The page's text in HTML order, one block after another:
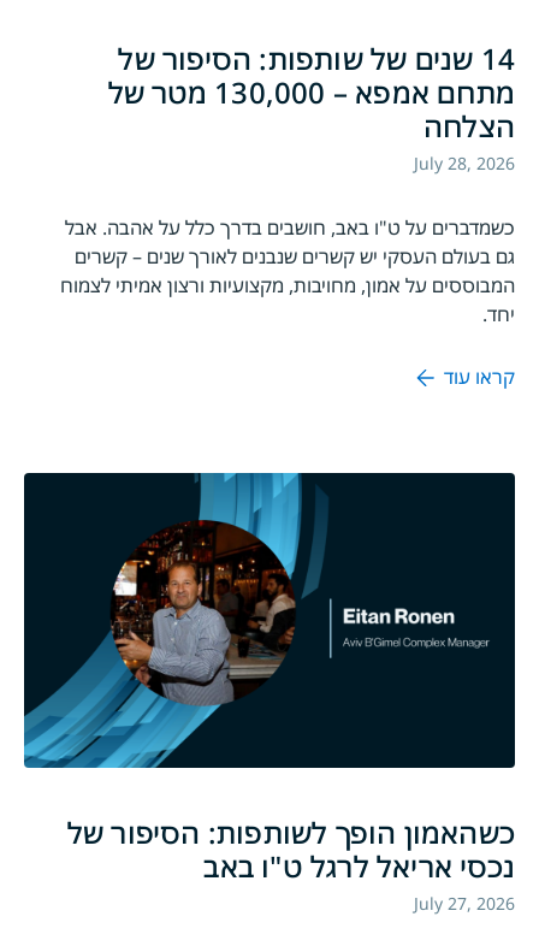
14 שנים של שותפות: הסיפור של
מתחם אמפא – 130,000 מטר של
הצלחה
July 28, 2026
כשמדברים על ט"ו באב, חושבים בדרך כלל על אהבה. אבל
גם בעולם העסקי יש קשרים שנבנים לאורך שנים – קשרים
המבוססים על אמון, מחויבות, מקצועיות ורצון אמיתי לצמוח
יחד.
קראו עוד
כשהאמון הופך לשותפות: הסיפור של
נכסי אריאל לרגל ט"ו באב
July 27, 2026